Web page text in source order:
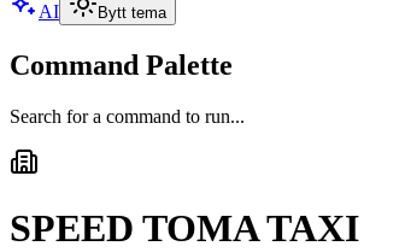
AI Bytt tema
Command Palette
Search for a command to run...
SPEED TOMA TAXI